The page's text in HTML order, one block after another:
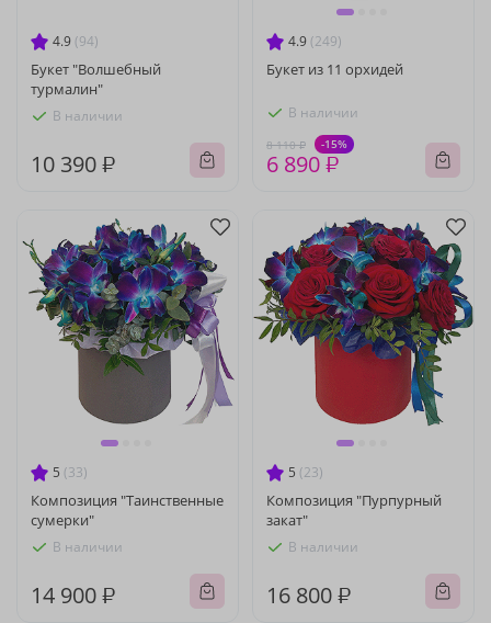
4.9 (94)
Букет "Волшебный
турмалин"
В наличии
10 390 ₽
4.9 (249)
Букет из 11 орхидей
В наличии
8 110 ₽ -15%
6 890 ₽
5 (33)
Композиция "Таинственные
сумерки"
В наличии
14 900 ₽
5 (23)
Композиция "Пурпурный
закат"
В наличии
16 800 ₽